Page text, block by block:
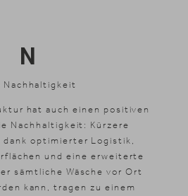
N
Nachhaltigkeit
hat auch einen positiven
Nachhaltigkeit: Kürzere
dank optimierter Logistik,
und eine erweiterte
sämtliche Wäsche vor Ort
kann, tragen zu einem